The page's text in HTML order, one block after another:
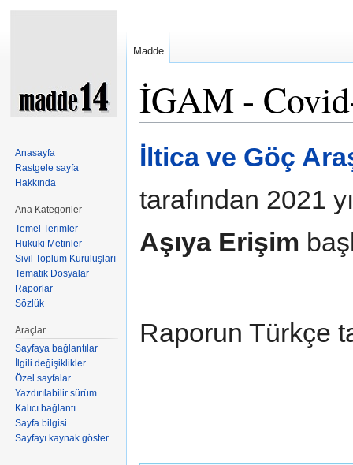
İGAM -
İltica ve Göç
tarafından 2021
Aşıya Erişim
Raporun Türkçe
Madde
Anasayfa
Rastgele sayfa
Hakkında
Ana Kategoriler
Temel Terimler
Hukuki Metinler
Sivil Toplum Kuruluşları
Tematik Dosyalar
Raporlar
Sözlük
Araçlar
Sayfaya bağlantılar
İlgili değişiklikler
Özel sayfalar
Yazdırılabilir sürüm
Kalıcı bağlantı
Sayfa bilgisi
Sayfayı kaynak göster